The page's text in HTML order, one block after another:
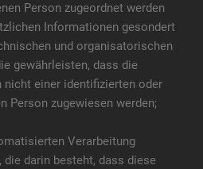
Person zugeordnet werden
Informationen gesondert
und organisatorischen
gewährleisten, dass die
nicht einer identifizierten oder
Person zugewiesen werden;
Verarbeitung
die darin besteht, dass diese